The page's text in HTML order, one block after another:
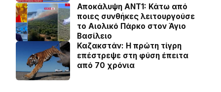
Αποκάλυψη ΑΝΤ1: Κάτω από
ποιες συνθήκες λειτουργούσε
το Αιολικό Πάρκο στον Άγιο
Βασίλειο
Καζακστάν: Η πρώτη τίγρη
επέστρεψε στη φύση έπειτα
από 70 χρόνια